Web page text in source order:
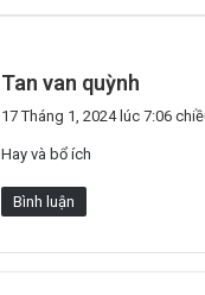
Tan van quỳnh
17 Tháng 1, 2024 lúc 7:06
Hay và bổ ích
Bình luận